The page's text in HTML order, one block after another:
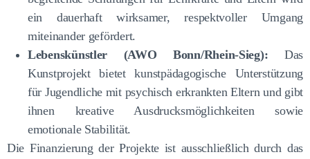
ein dauerhaft wirksamer, respektvoller Umgang
miteinander gefördert.
Lebenskünstler (AWO Bonn/Rhein-Sieg): Das
Kunstprojekt bietet kunstpädagogische Unterstützung
für Jugendliche mit psychisch erkrankten Eltern und gibt
ihnen kreative Ausdrucksmöglichkeiten sowie
emotionale Stabilität.
Die Finanzierung der Projekte ist ausschließlich durch das